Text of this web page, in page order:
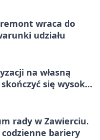
wraca do
udziału
na własną
się wysoką
rady w Zawierciu.
bariery